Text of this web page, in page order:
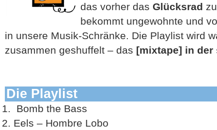
das vorher das Glücksrad
bekommt ungewohnte und
in unsere Musik-Schränke. Die Playlist wird
zusammen geshuffelt – das [mixtape] in
Die Playlist
Bomb the Bass
Eels – Hombre Lobo